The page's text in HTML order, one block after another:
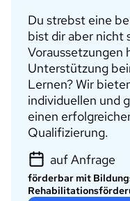
Du strebst eine
bist dir aber nicht
Voraussetzungen
Unterstützung
Lernen? Wir
individuellen und
einen
Qualifizierung.
auf Anfrage
förderbar mit